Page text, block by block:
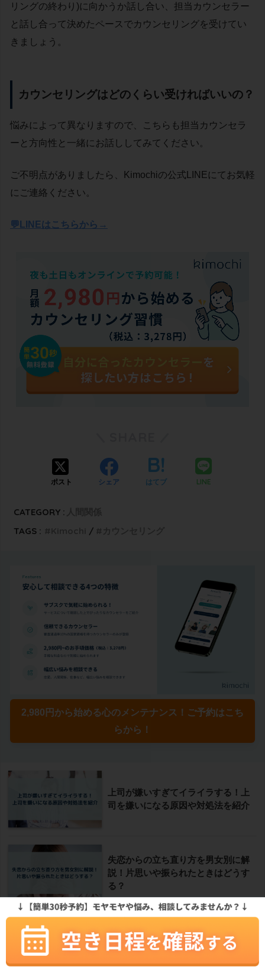
リングの終わり)に向かうか話し合い、担当カウンセラー
と話し合って決めたペースでカウンセリングを受けてい
きましょう。
カウンセリングはどのくらい受ければいいの？
悩みによって異なりますので、こちらも担当カウンセラ
ーと方向性と一緒にお話ししてみてください。
ご不明点がありましたら、Kimochiの公式LINEにてお気軽
にご連絡ください。
💬LINEはこちらから→
ポスト シェア はてブ LINE
CATEGORY :
TAGS :
2,980円から始める心のメンテナンス！ご予約はこち
らから！
上司が嫌いすぎてイライラする！上
司を嫌いになる原因や対処法を紹介
失恋からの立ち直り方を男女別に解
説！片思いや振られたときはどうす
る？
子育てのイライラが抑えられない原
因6選！抑える方法と子育て相談所を